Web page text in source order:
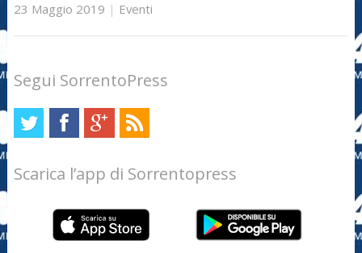
23 Maggio 2019 | Eventi
Segui SorrentoPress
Scarica l’app di Sorrentopress